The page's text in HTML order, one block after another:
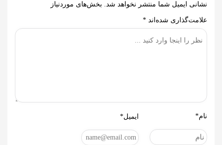
نشانی ایمیل شما منتشر نخواهد شد. بخش‌های موردنیاز
علامت‌گذاری شده‌اند *
نام* ایمیل*